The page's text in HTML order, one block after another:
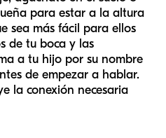
para estar a la altura
sea más fácil para ellos
de tu boca y las
a tu hijo por su nombre
de empezar a hablar.
la conexión necesaria